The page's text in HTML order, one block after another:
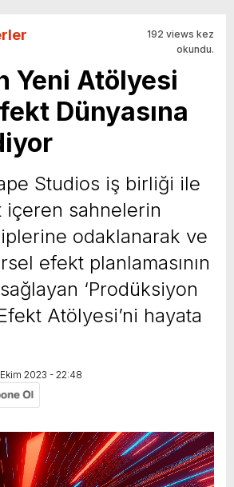
192 views kez
okundu.
Yeni Atölyesi
Dünyasına
Studios iş birliği ile
sahnelerin
odaklanarak ve
efekt planlamasının
sağlayan ‘Prodüksiyon
Atölyesi’ni hayata
2023 - 22:48